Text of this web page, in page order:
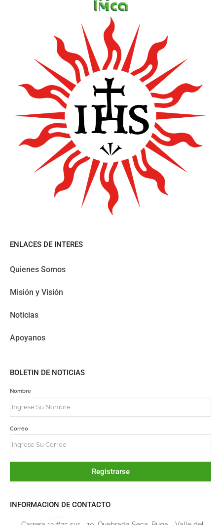
ENLACES DE INTERES
Quienes Somos
Misión y Visión
Noticias
Apoyanos
BOLETIN DE NOTICIAS
Nombre
Correo
Registrarse
INFORMACION DE CONTACTO